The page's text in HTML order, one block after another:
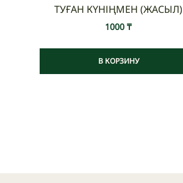
ТУҒАН КҮНІҢМЕН (ЖАСЫЛ)
1000₸
В КОРЗИНУ